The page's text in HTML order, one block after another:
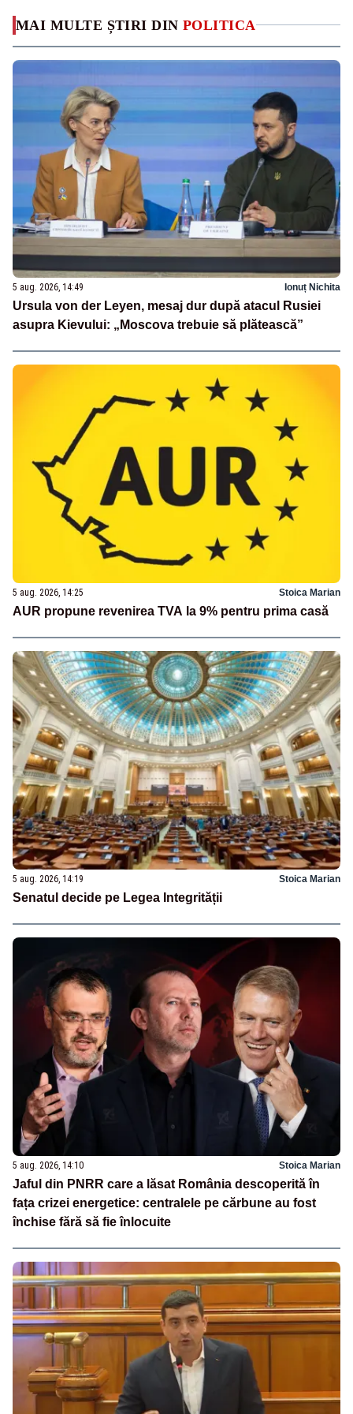
MAI MULTE ȘTIRI DIN POLITICA
5 aug. 2026, 14:49 Ionuț Nichita
Ursula von der Leyen, mesaj dur după atacul Rusiei
asupra Kievului: „Moscova trebuie să plătească”
5 aug. 2026, 14:25 Stoica Marian
AUR propune revenirea TVA la 9% pentru prima casă
5 aug. 2026, 14:19 Stoica Marian
Senatul decide pe Legea Integrității
5 aug. 2026, 14:10 Stoica Marian
Jaful din PNRR care a lăsat România descoperită în
fața crizei energetice: centralele pe cărbune au fost
închise fără să fie înlocuite